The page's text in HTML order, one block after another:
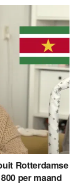
Rotterdamse
per maand